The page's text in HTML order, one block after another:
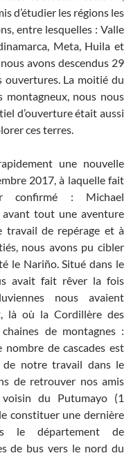
d’étudier les régions les
entre lesquelles : Valle
Meta, Huila et
avons descendus 29
La moitié du
montagneux, nous nous
d’ouverture était aussi
ces terres.
une nouvelle
2017, à laquelle fait
confirmé : Michael
tout une aventure
travail de repérage et à
nous avons pu cibler
le Nariño. Situé dans le
avait fait rêver la fois
nous avaient
là où la Cordillère des
de montagnes :
de cascades est
notre travail dans le
de retrouver nos amis
du Putumayo (1
constituer une dernière
le département de
de bus vers le nord du